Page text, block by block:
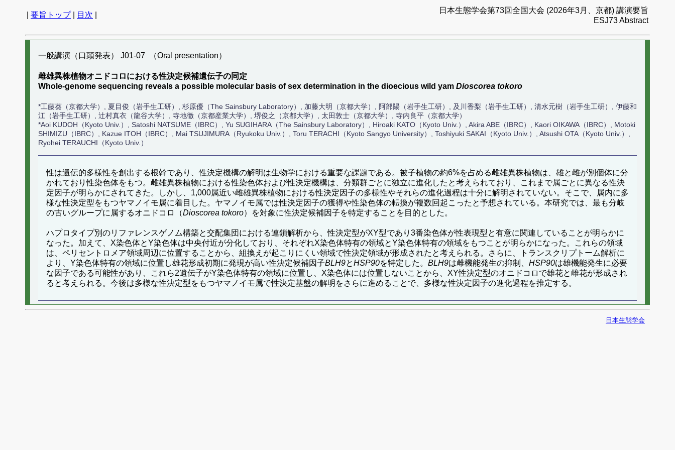
要旨トップ| 目次
日本生態学会第73回全国大会 (2026年3月、京都) 講演要旨
ESJ73 Abstract
一般講演（口頭発表） J01-07 （Oral presentation）
雌雄異株植物オニドコロにおける性決定候補遺伝子の同定
Whole-genome sequencing reveals a possible molecular basis of sex determination in the dioecious wild yam Dioscorea tokoro
*工藤葵（京都大学）, 夏目俊（岩手生工研）, 杉原優（The Sainsbury Laboratory）, 加藤大明（京都大学）, 阿部陽（岩手生工研）, 及川香梨（岩手生工研）, 清水元樹（岩手生工研）, 伊藤和
江（岩手生工研）, 辻村真衣（龍谷大学）, 寺地徹（京都産業大学）, 堺俊之（京都大学）, 太田敦士（京都大学）, 寺内良平（京都大学）
*Aoi KUDOH（Kyoto Univ.）, Satoshi NATSUME（IBRC）, Yu SUGIHARA（The Sainsbury Laboratory）, Hiroaki KATO（Kyoto Univ.）, Akira ABE（IBRC）, Kaori OIKAWA（IBRC）, Motoki
SHIMIZU（IBRC）, Kazue ITOH（IBRC）, Mai TSUJIMURA（Ryukoku Univ.）, Toru TERACHI（Kyoto Sangyo University）, Toshiyuki SAKAI（Kyoto Univ.）, Atsushi OTA（Kyoto Univ.）,
Ryohei TERAUCHI（Kyoto Univ.）
性は遺伝的多様性を創出する根幹であり、性決定機構の解明は生物学における重要な課題である。被子植物の約6%を占める雌雄異株植物は、雄と雌が別個体に分
かれており性染色体をもつ。雌雄異株植物における性染色体および性決定機構は、分類群ごとに独立に進化したと考えられており、これまで属ごとに異なる性決
定因子が明らかにされてきた。しかし、1,000属近い雌雄異株植物における性決定因子の多様性やそれらの進化過程は十分に解明されていない。そこで、属内に多
様な性決定型をもつヤマノイモ属に着目した。ヤマノイモ属では性決定因子の獲得や性染色体の転換が複数回起こったと予想されている。本研究では、最も分岐
の古いグループに属するオニドコロ（Dioscorea tokoro）を対象に性決定候補因子を特定することを目的とした。
ハプロタイプ別のリファレンスゲノム構築と交配集団における連鎖解析から、性決定型がXY型であり3番染色体が性表現型と有意に関連していることが明らかに
なった。加えて、X染色体とY染色体は中央付近が分化しており、それぞれX染色体特有の領域とY染色体特有の領域をもつことが明らかになった。これらの領域
は、ペリセントロメア領域周辺に位置することから、組換えが起こりにくい領域で性決定領域が形成されたと考えられる。さらに、トランスクリプトーム解析に
より、Y染色体特有の領域に位置し雄花形成初期に発現が高い性決定候補因子BLH9とHSP90を特定した。 BLH9は雌機能発生の抑制、 HSP90は雄機能発生に必要
な因子である可能性があり、これら2遺伝子がY染色体特有の領域に位置し、X染色体には位置しないことから、XY性決定型のオニドコロで雄花と雌花が形成され
ると考えられる。今後は多様な性決定型をもつヤマノイモ属で性決定基盤の解明をさらに進めることで、多様な性決定因子の進化過程を推定する。
日本生態学会